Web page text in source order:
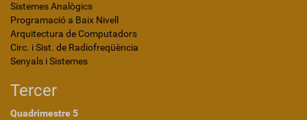
Sistemes Analògics
Programació a Baix Nivell
Arquitectura de Computadors
Circ. i Sist. de Radiofreqüència
Senyals i Sistemes
Tercer
Quadrimestre 5